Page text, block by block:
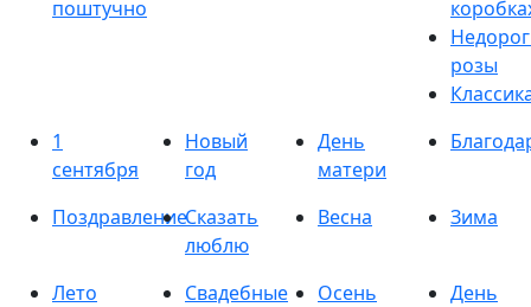
поштучно
розы
1
сентября
Новый
год
День
матери
ПоздравлениеСказать
люблю
Весна Зима
Лето
Свадебные
Осень
День